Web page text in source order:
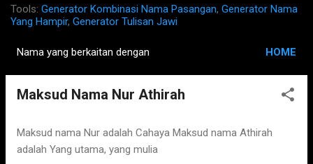
Tools: Generator Kombinasi Nama Pasangan, Generator Nama
Yang Hampir, Generator Tulisan Jawi
o
Nama yang berkaitan dengan HOME
Maksud Nama Nur Athirah
Maksud nama Nur adalah Cahaya Maksud nama Athirah
adalah Yang utama, yang mulia